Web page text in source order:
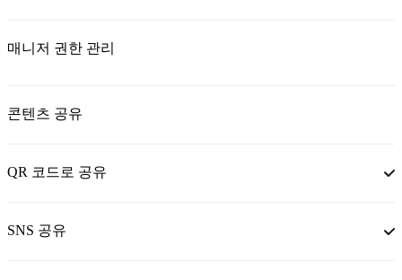
매니저 권한 관리
콘텐츠 공유
QR 코드로 공유
SNS 공유